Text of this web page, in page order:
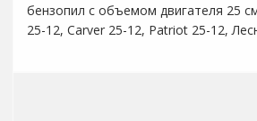
бензопил с объемом двигателя 25
25-12, Carver 25-12, Patriot 25-12,